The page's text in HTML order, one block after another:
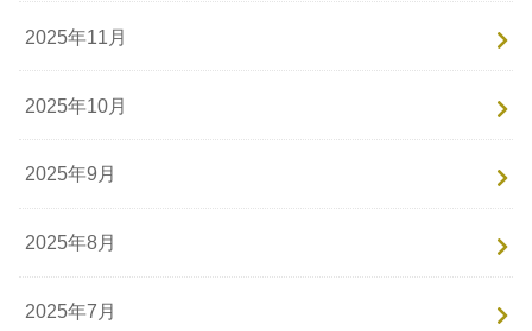
2025年11月
2025年10月
2025年9月
2025年8月
2025年7月